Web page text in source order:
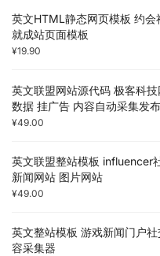
英文HTML静态网页模板 约
就成站页面模板
¥19.90
英文联盟网站源代码 极客科
数据 挂广告 内容自动采集发布
¥49.00
英文联盟整站模板 influencer
新闻网站 图片网站
¥49.00
英文整站模板 游戏新闻门户
容采集器